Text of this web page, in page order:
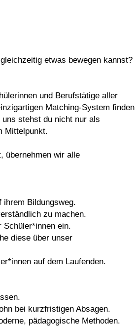
etwas bewegen kannst?
und Berufstätige aller
Matching-System finden
stehst du nicht nur als
Mittelpunkt.
übernehmen wir alle
ihrem Bildungsweg.
zu machen.
Schüler*innen ein.
diese über unser
auf dem Laufenden.
bei kurzfristigen Absagen.
pädagogische Methoden.